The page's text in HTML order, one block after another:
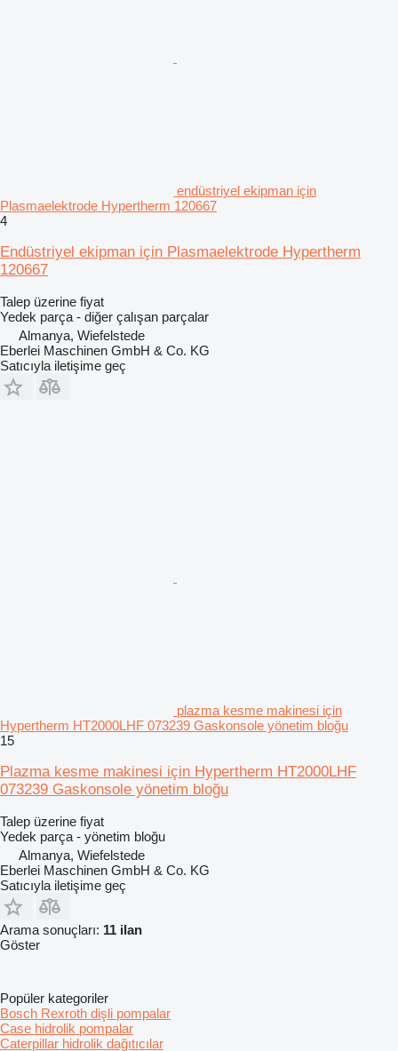
endüstriyel ekipman için
Plasmaelektrode Hypertherm 120667
4
Endüstriyel ekipman için Plasmaelektrode Hypertherm
120667
Talep üzerine fiyat
Yedek parça - diğer çalışan parçalar
Almanya, Wiefelstede
Eberlei Maschinen GmbH & Co. KG
Satıcıyla iletişime geç
plazma kesme makinesi için
Hypertherm HT2000LHF 073239 Gaskonsole yönetim bloğu
15
Plazma kesme makinesi için Hypertherm HT2000LHF
073239 Gaskonsole yönetim bloğu
Talep üzerine fiyat
Yedek parça - yönetim bloğu
Almanya, Wiefelstede
Eberlei Maschinen GmbH & Co. KG
Satıcıyla iletişime geç
Arama sonuçları: 11 ilan
Göster
Popüler kategoriler
Bosch Rexroth dişli pompalar
Case hidrolik pompalar
Caterpillar hidrolik dağıtıcılar